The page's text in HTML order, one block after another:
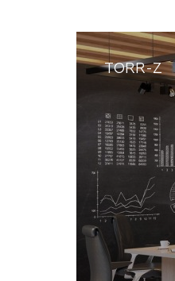
TORR-Z